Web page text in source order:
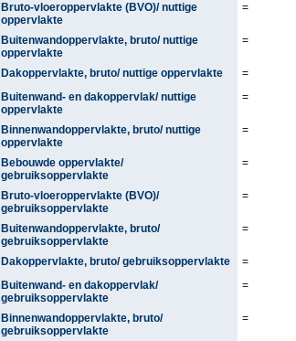
Bruto-vloeroppervlakte (BVO)/ nuttige
oppervlakte
=
Buitenwandoppervlakte, bruto/ nuttige
oppervlakte
=
Dakoppervlakte, bruto/ nuttige oppervlakte =
Buitenwand- en dakoppervlak/ nuttige
oppervlakte
=
Binnenwandoppervlakte, bruto/ nuttige
oppervlakte
=
Bebouwde oppervlakte/
gebruiksoppervlakte
=
Bruto-vloeroppervlakte (BVO)/
gebruiksoppervlakte
=
Buitenwandoppervlakte, bruto/
gebruiksoppervlakte
=
Dakoppervlakte, bruto/ gebruiksoppervlakte =
Buitenwand- en dakoppervlak/
gebruiksoppervlakte
=
Binnenwandoppervlakte, bruto/
gebruiksoppervlakte
=